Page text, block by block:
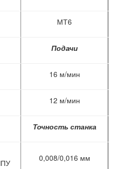
МТ6
Подачи
16 м/мин
12 м/мин
Точность станка
0,008/0,016 мм